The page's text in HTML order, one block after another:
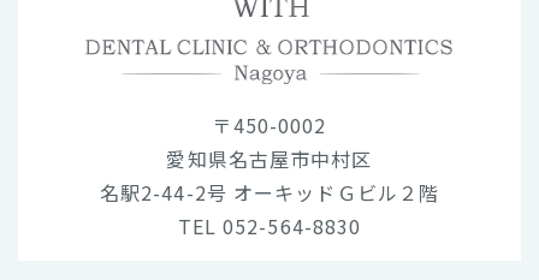
〒450-0002
愛知県名古屋市中村区
名駅2-44-2号 オーキッドＧビル２階
TEL 052-564-8830